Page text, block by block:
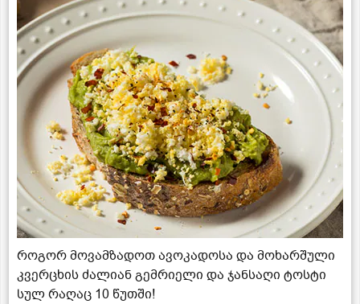
როგორ მოვამზადოთ ავოკადოსა და მოხარშული
კვერცხის ძალიან გემრიელი და ჯანსაღი ტოსტი
სულ რაღაც 10 წუთში!